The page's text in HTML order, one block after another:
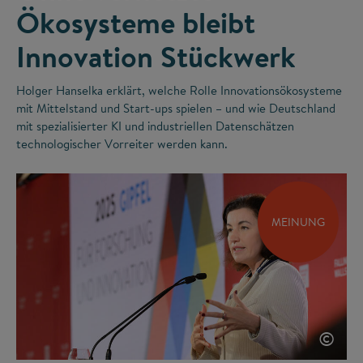
Ökosysteme bleibt
Innovation Stückwerk
Holger Hanselka erklärt, welche Rolle Innovationsökosysteme
mit Mittelstand und Start-ups spielen – und wie Deutschland
mit spezialisierter KI und industriellen Datenschätzen
technologischer Vorreiter werden kann.
MEINUNG
©